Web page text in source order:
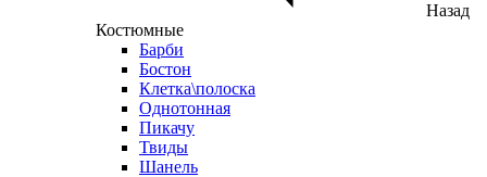
Назад
Костюмные
Барби
Бостон
Клетка\полоска
Однотонная
Пикачу
Твиды
Шанель